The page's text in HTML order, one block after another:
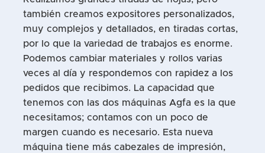
también creamos expositores personalizados,
muy complejos y detallados, en tiradas cortas,
por lo que la variedad de trabajos es enorme.
Podemos cambiar materiales y rollos varias
veces al día y respondemos con rapidez a los
pedidos que recibimos. La capacidad que
tenemos con las dos máquinas Agfa es la que
necesitamos; contamos con un poco de
margen cuando es necesario. Esta nueva
máquina tiene más cabezales de impresión,